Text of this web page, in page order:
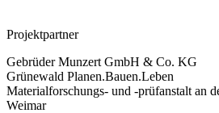
Projektpartner
Gebrüder Munzert GmbH & Co. KG
Grünewald Planen.Bauen.Leben
Materialforschungs‑ und ‑prüfanstalt an
Weimar